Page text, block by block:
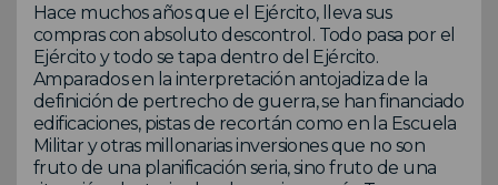
Hace muchos años que el Ejército, lleva sus
compras con absoluto descontrol. Todo pasa por el
Ejército y todo se tapa dentro del Ejército.
Amparados en la interpretación antojadiza de la
definición de pertrecho de guerra, se han financiado
edificaciones, pistas de recortán como en la Escuela
Militar y otras millonarias inversiones que no son
fruto de una planificación seria, sino fruto de una